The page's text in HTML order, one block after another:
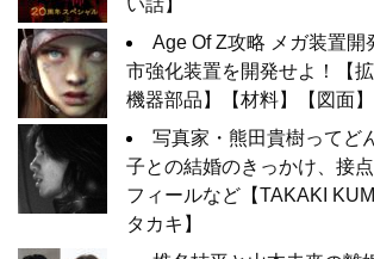
Age Of Z攻略 メガ装置開
市強化装置を開発せよ！【
機器部品】【材料】【図面】
写真家・熊田貴樹ってど
子との結婚のきっかけ、接
フィールなど【TAKAKI
タカキ】